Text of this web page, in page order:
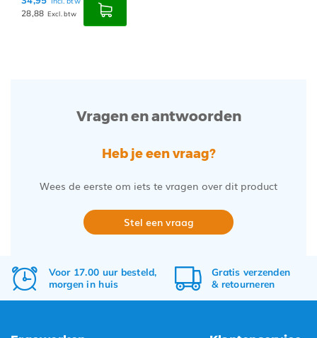
28,88 Excl. btw
Vragen en antwoorden
Heb je een vraag?
Wees de eerste om iets te vragen over dit product
Stel een vraag
Voor 17.00 uur besteld,
morgen in huis
Gratis verzenden
& retourneren